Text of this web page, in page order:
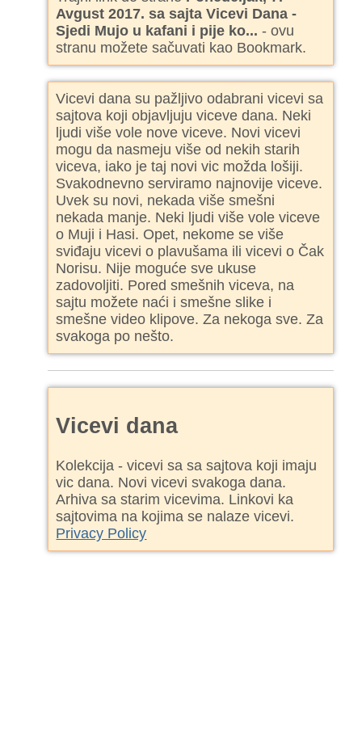
Avgust 2017. sa sajta Vicevi Dana -
Sjedi Mujo u kafani i pije ko... - ovu
stranu možete sačuvati kao Bookmark.
Vicevi dana su pažljivo odabrani vicevi sa
sajtova koji objavljuju viceve dana. Neki
ljudi više vole nove viceve. Novi vicevi
mogu da nasmeju više od nekih starih
viceva, iako je taj novi vic možda lošiji.
Svakodnevno serviramo najnovije viceve.
Uvek su novi, nekada više smešni
nekada manje. Neki ljudi više vole viceve
o Muji i Hasi. Opet, nekome se više
sviđaju vicevi o plavušama ili vicevi o Čak
Norisu. Nije moguće sve ukuse
zadovoljiti. Pored smešnih viceva, na
sajtu možete naći i smešne slike i
smešne video klipove. Za nekoga sve. Za
svakoga po nešto.
Vicevi dana
Kolekcija - vicevi sa sa sajtova koji imaju
vic dana. Novi vicevi svakoga dana.
Arhiva sa starim vicevima. Linkovi ka
sajtovima na kojima se nalaze vicevi.
Privacy Policy